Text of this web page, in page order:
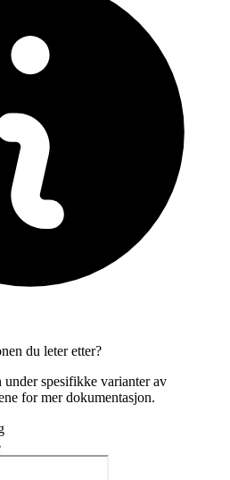
du leter etter?
spesifikke varianter av
for mer dokumentasjon.